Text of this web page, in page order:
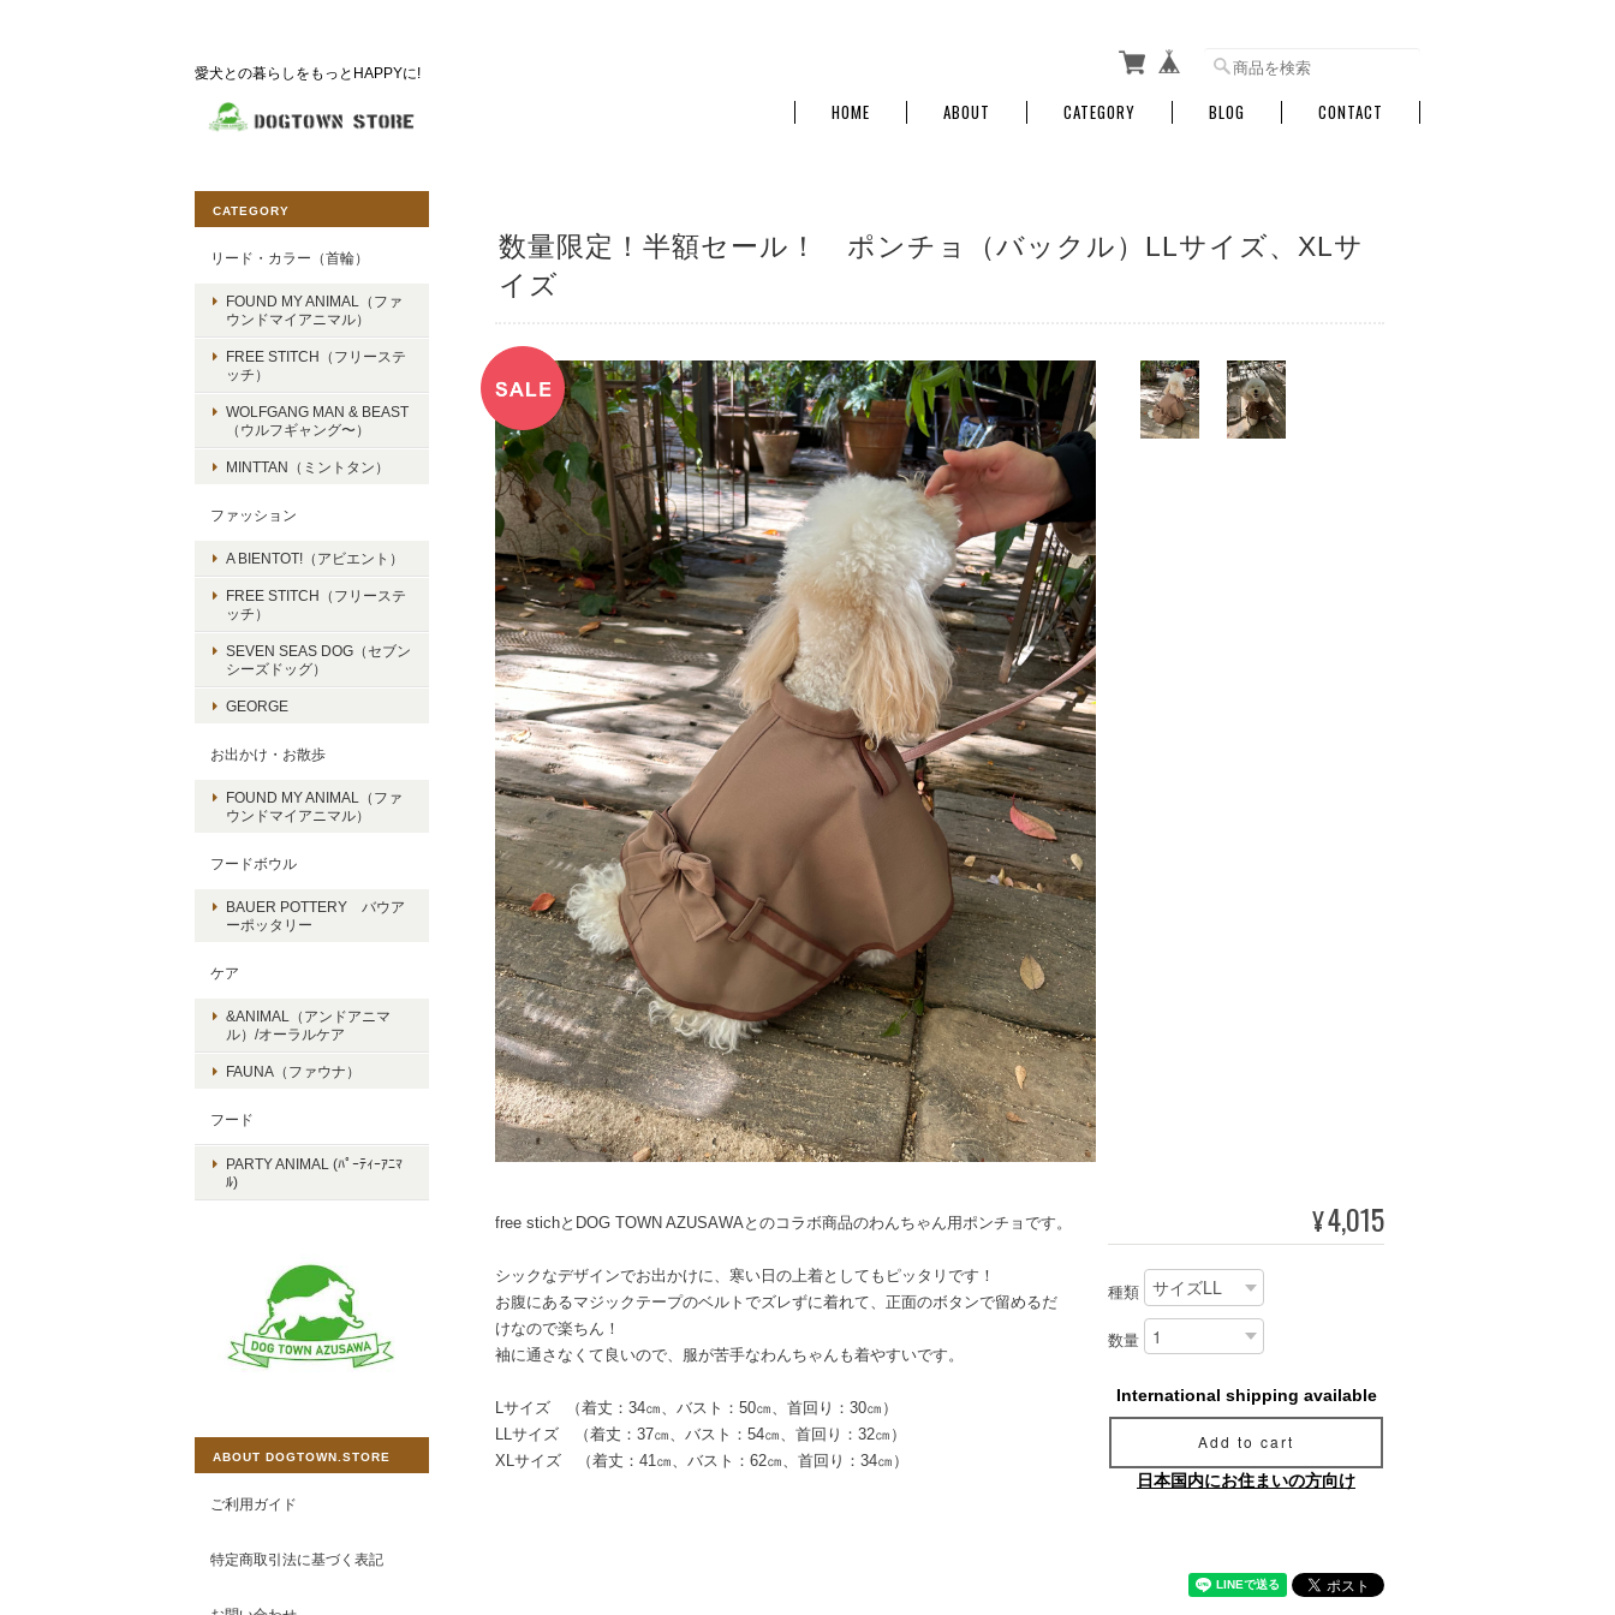
愛犬との暮らしをもっとHAPPYに!
HOME ABOUT CATEGORY BLOG CONTACT
数量限定！半額セール！ ポンチョ（バックル）LLサイズ、XLサ
イズ
free stichとDOG TOWN AZUSAWAとのコラボ商品のわんちゃん用ポンチョです。
シックなデザインでお出かけに、寒い日の上着としてもピッタリです！
お腹にあるマジックテープのベルトでズレずに着れて、正面のボタンで留めるだ
けなので楽ちん！
袖に通さなくて良いので、服が苦手なわんちゃんも着やすいです。
Lサイズ （着丈：34㎝、バスト：50㎝、首回り：30㎝）
LLサイズ （着丈：37㎝、バスト：54㎝、首回り：32㎝）
XLサイズ （着丈：41㎝、バスト：62㎝、首回り：34㎝）
¥4,015
種類
数量
International shipping available
Add to cart
日本国内にお住まいの方向け
CATEGORY
リード・カラー（首輪）
FOUND MY ANIMAL（ファ
ウンドマイアニマル）
FREE STITCH（フリーステ
ッチ）
WOLFGANG MAN & BEAST
（ウルフギャング〜）
MINTTAN（ミントタン）
ファッション
A BIENTOT!（アビエント）
FREE STITCH（フリーステ
ッチ）
SEVEN SEAS DOG（セブン
シーズドッグ）
GEORGE
お出かけ・お散歩
FOUND MY ANIMAL（ファ
ウンドマイアニマル）
フードボウル
BAUER POTTERY バウア
ーポッタリー
ケア
&ANIMAL（アンドアニマ
ル）/オーラルケア
FAUNA（ファウナ）
フード
PARTY ANIMAL (ﾊﾟｰﾃｨｰｱﾆﾏ
ﾙ)
ABOUT DOGTOWN.STORE
ご利用ガイド
特定商取引法に基づく表記